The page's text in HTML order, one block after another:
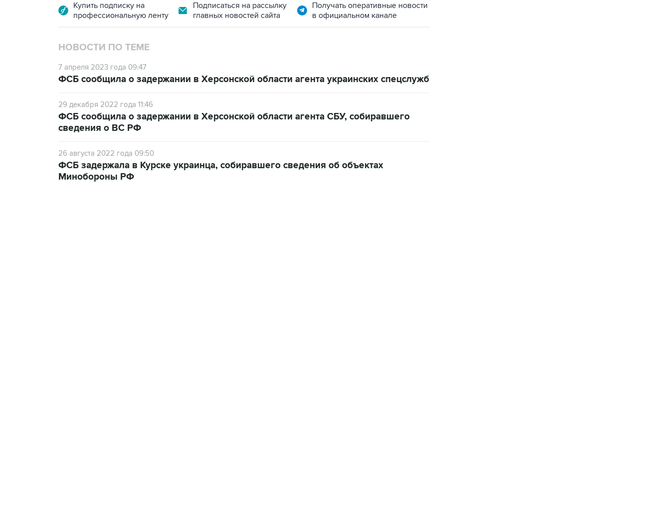
Купить подписку на
профессиональную ленту
Подписаться на рассылку
главных новостей сайта
Получать оперативные новости
в официальном канале
НОВОСТИ ПО ТЕМЕ
7 апреля 2023 года 09:47
ФСБ сообщила о задержании в Херсонской области агента украинских спецслужб
29 декабря 2022 года 11:46
ФСБ сообщила о задержании в Херсонской области агента СБУ, собиравшего
сведения о ВС РФ
26 августа 2022 года 09:50
ФСБ задержала в Курске украинца, собиравшего сведения об объектах
Минобороны РФ